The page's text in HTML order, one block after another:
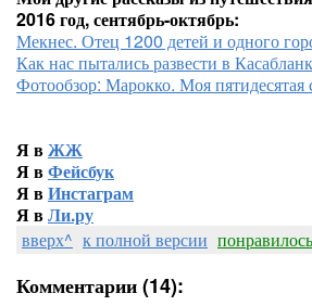
2016 год, сентябрь-октябрь:
Мекнес. Отец 1200 детей и одного
Как нас пытались развести в
Фотообзор: Марокко. Моя пятидесятая
Я вЖЖ
Я вФейсбук
Я вИнстаграм
Я вЛи.ру
вверх^ к полной версии
Комментарии (14):